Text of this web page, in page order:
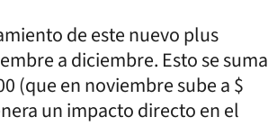
de este nuevo plus
a diciembre. Esto se suma
(que en noviembre sube a $
un impacto directo en el